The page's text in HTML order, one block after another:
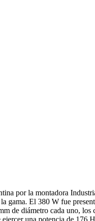
por la montadora
El 380 W fue
de diámetro cada uno,
una potencia de